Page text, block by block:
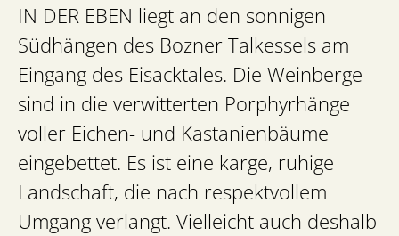
IN DER EBEN liegt an den sonnigen
Südhängen des Bozner Talkessels am
Eingang des Eisacktales. Die Weinberge
sind in die verwitterten Porphyrhänge
voller Eichen- und Kastanienbäume
eingebettet. Es ist eine karge, ruhige
Landschaft, die nach respektvollem
Umgang verlangt. Vielleicht auch deshalb